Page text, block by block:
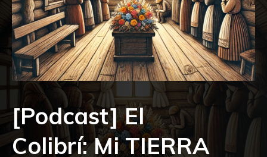
[Podcast] El
Colibrí: Mi TIERRA